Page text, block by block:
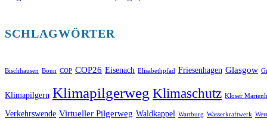
SCHLAGWÖRTER
Bischhausen Bonn COP COP26 Eisenach Elisabethpfad Friesenhagen Glasgow
Klimapilgern Klimapilgerweg Klimaschutz Kloser
Verkehrswende Virtueller Pilgerweg Waldkappel Wartburg Wasserkraftwerk